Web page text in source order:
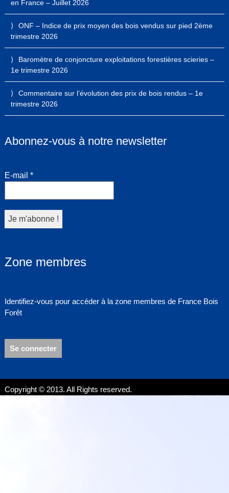
en France – Juillet 2026
ONF – Indice de prix moyen des bois vendus sur pied 2ème
trimestre 2026
Baromètre de conjoncture exploitations forestières scieries –
1e trimestre 2026
Commentaire sur l’évolution des prix de bois rendus – 1e
trimestre 2026
Abonnez-vous à notre newsletter
E-mail *
Zone membres
Identifiez-vous pour accéder à la zone membres de France Bois
Forêt
Se connecter
Copyright © 2013. All Rights reserved.